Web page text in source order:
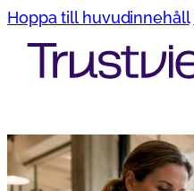
Hoppa till huvudinnehåll